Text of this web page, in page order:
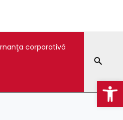
corporativă